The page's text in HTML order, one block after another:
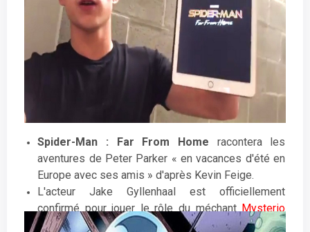
Feige, le titre est « similaire à Spider-Man:
Homecoming » : «Je ne dirai pas ce que ça
signifie, mais nous apprécions ce titre car, comme
Homecoming, c'est bourré de différentes
interprétations. Et nous aimons continuer le truc de
"Home", avec le petit symbole de Spidey dans le
Spider-Man : Far From Home racontera les
aventures de Peter Parker « en vacances d'été en
Europe avec ses amis » d'après Kevin Feige.
L'acteur Jake Gyllenhaal est officiellement
confirmé pour jouer le rôle du méchant Mysterio
dansSpiderMan : Far From Home. Quentin